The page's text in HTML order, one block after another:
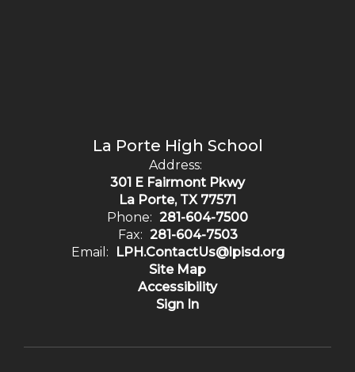
La Porte High School
Address:
301 E Fairmont Pkwy
La Porte, TX 77571
Phone: 281-604-7500
Fax: 281-604-7503
Email:
LPH.ContactUs@lpisd.org
Site Map
Accessibility
Sign In